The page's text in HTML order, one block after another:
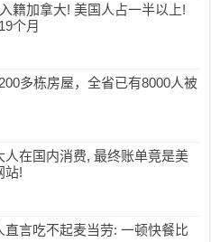
籍加拿大! 美国人占一半以上!
个月
多栋房屋，全省已有8000人被
人在国内消费, 最终账单竟是美
站!
直言吃不起麦当劳: 一顿快餐比